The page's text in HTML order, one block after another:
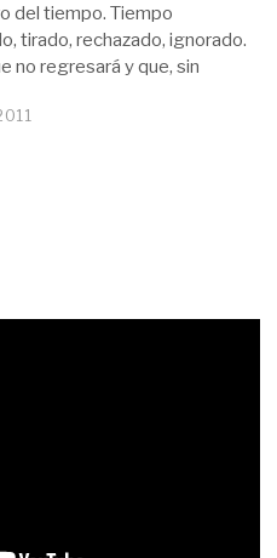
del tiempo. Tiempo
tirado, rechazado, ignorado.
no regresará y que, sin